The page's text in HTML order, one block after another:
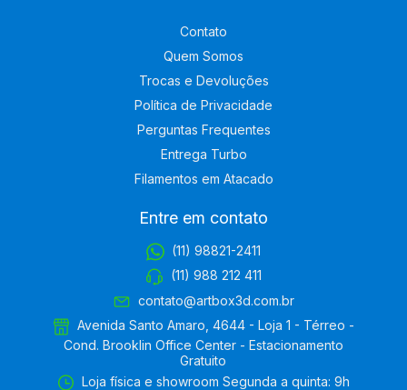
Contato
Quem Somos
Trocas e Devoluções
Política de Privacidade
Perguntas Frequentes
Entrega Turbo
Filamentos em Atacado
Entre em contato
(11) 98821-2411
(11) 988 212 411
contato@artbox3d.com.br
Avenida Santo Amaro, 4644 - Loja 1 - Térreo -
Cond. Brooklin Office Center - Estacionamento
Gratuito
Loja física e showroom Segunda a quinta: 9h